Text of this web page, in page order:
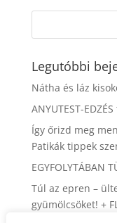
Legutóbbi
Nátha és láz
ANYUTEST-
Így őrizd meg
Patikák tippek
EGYFOLYTÁBAN
Túl az epren –
gyümölcsöket! +